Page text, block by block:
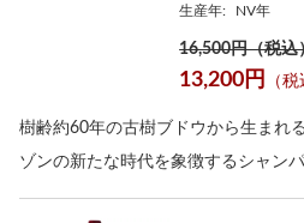
生産年:
NV年
16,500円（税込
13,200円 （税
樹齢約60年の古樹ブドウから生まれ
ゾンの新たな時代を象徴するシャン